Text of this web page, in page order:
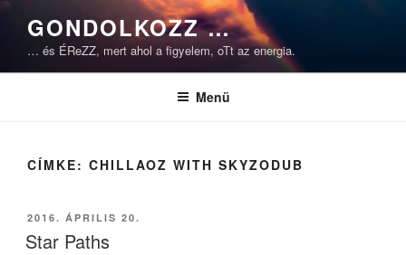
Tartalomhoz
GONDOLKOZZ …
… és ÉReZZ, mert ahol a figyelem, oTt az energia.
Menü
CÍMKE: CHILLAOZ WITH SKYZODUB
BEKÜLDVE:
2016. ÁPRILIS 20.
Star Paths